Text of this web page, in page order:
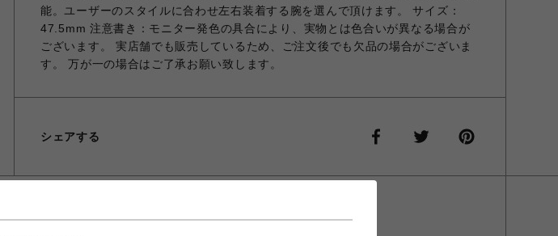
能。ユーザーのスタイルに合わせ左右装着する腕を選んで頂けます。 サイズ：
47.5mm 注意書き：モニター発色の具合により、実物とは色合いが異なる場合が
ございます。 実店舗でも販売しているため、ご注文後でも欠品の場合がございま
す。 万が一の場合はご了承お願い致します。
シェアする